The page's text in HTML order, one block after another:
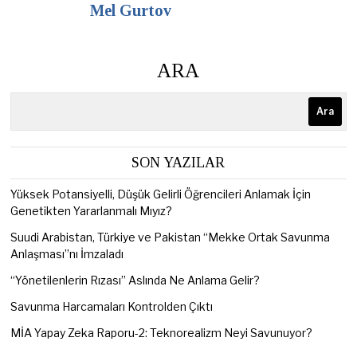
Mel Gurtov
ARA
Ara
SON YAZILAR
Yüksek Potansiyelli, Düşük Gelirli Öğrencileri Anlamak İçin
Genetikten Yararlanmalı Mıyız?
Suudi Arabistan, Türkiye ve Pakistan “Mekke Ortak Savunma
Anlaşması”nı İmzaladı
“Yönetilenlerin Rızası” Aslında Ne Anlama Gelir?
Savunma Harcamaları Kontrolden Çıktı
MİA Yapay Zeka Raporu-2: Teknorealizm Neyi Savunuyor?